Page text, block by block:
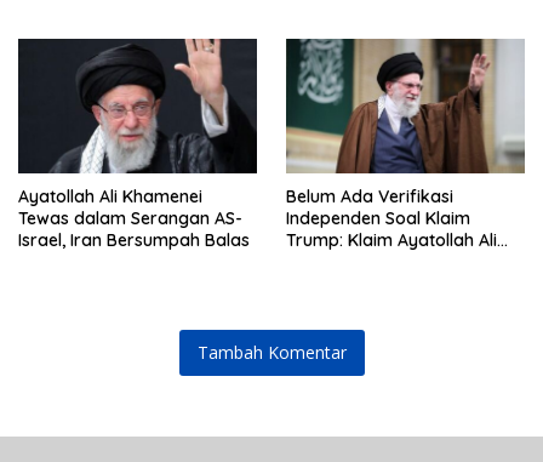
Ayatollah Ali Khamenei
Tewas dalam Serangan AS-
Israel, Iran Bersumpah Balas
Belum Ada Verifikasi
Independen Soal Klaim
Trump: Klaim Ayatollah Ali
Tambah Komentar